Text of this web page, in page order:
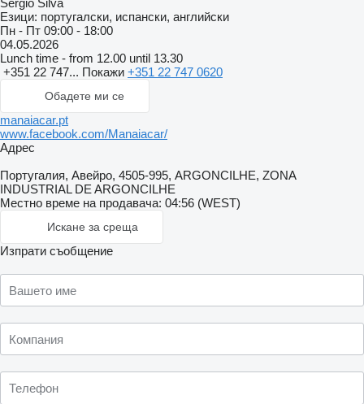
Sérgio Silva
Езици: португалски, испански, английски
Пн - Пт 09:00 - 18:00
04.05.2026
Lunch time - from 12.00 until 13.30
+351 22 747... Покажи +351 22 747 0620
Обадете ми се
manaiacar.pt
www.facebook.com/Manaiacar/
Адрес
Португалия, Авейро, 4505-995, ARGONCILHE, ZONA
INDUSTRIAL DE ARGONCILHE
Местно време на продавача: 04:56 (WEST)
Искане за среща
Изпрати съобщение